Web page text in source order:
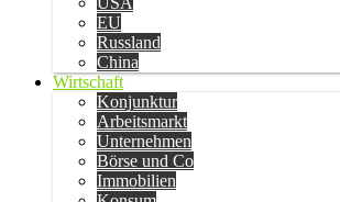
EU
Russland
China
Wirtschaft
Konjunktur
Arbeitsmarkt
Unternehmen
Börse und Co
Immobilien